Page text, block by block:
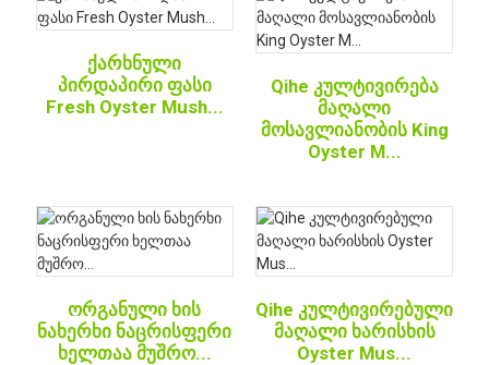
ქარხნული
პირდაპირი ფასი
Fresh Oyster Mush...
Qihe კულტივირება
მაღალი
მოსავლიანობის King
Oyster M...
ორგანული ხის
ნახერხი ნაცრისფერი
ხელთაა მუშრო...
Qihe კულტივირებული
მაღალი ხარისხის
Oyster Mus...